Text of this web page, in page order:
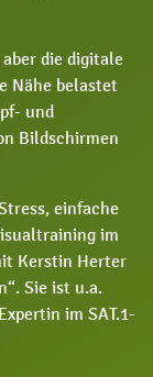
die digitale
Nähe belastet
und
Bildschirmen
einfache
im
Kerstin Herter
Sie ist u.a.
im SAT.1-